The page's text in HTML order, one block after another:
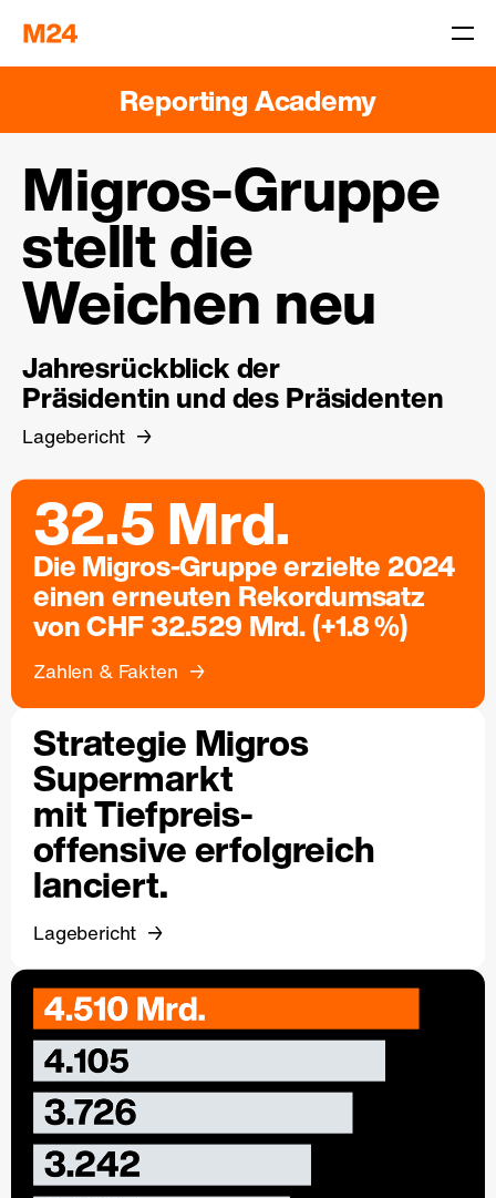
Reporting Academy
Migros-Gruppe
stellt die
Weichen neu
Jahresrückblick der
Präsidentin und des Präsidenten
Lagebericht
32.5 Mrd.
Die Migros-Gruppe erzielte 2024
einen erneuten Rekordumsatz
von CHF 32.529 Mrd. (+1.8 %)
Zahlen & Fakten
Strategie Migros
Supermarkt
mit Tiefpreis-
offensive erfolgreich
lanciert.
Lagebericht